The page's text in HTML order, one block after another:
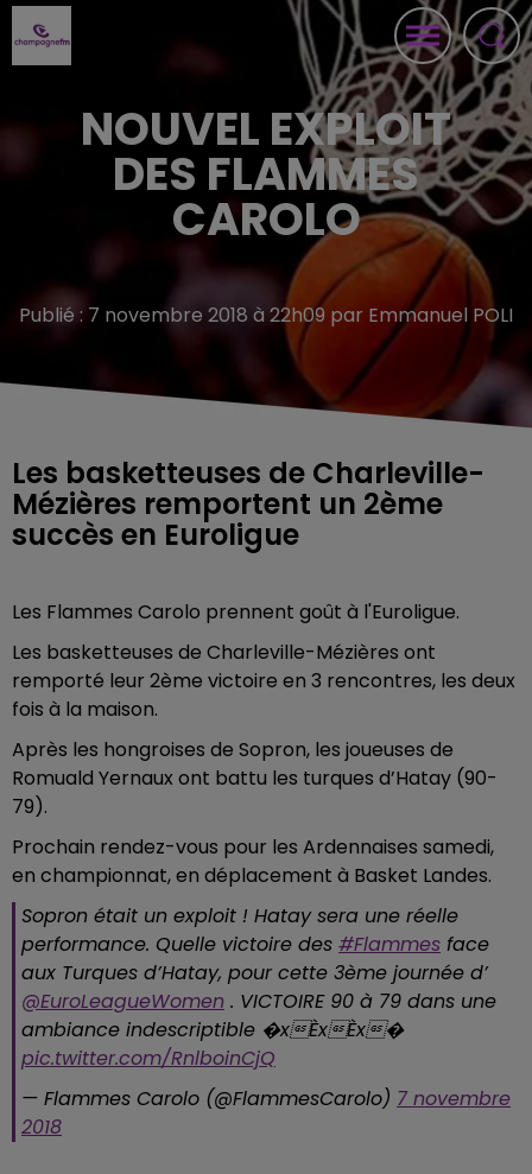
NOUVEL EXPLOIT
DES FLAMMES
CAROLO
Publié : 7 novembre 2018 à 22h09 par Emmanuel POLI
Les basketteuses de Charleville-
Mézières remportent un 2ème
succès en Euroligue
Les Flammes Carolo prennent goût à l'Euroligue.
Les basketteuses de Charleville-Mézières ont
remporté leur 2ème victoire en 3 rencontres, les deux
fois à la maison.
Après les hongroises de Sopron, les joueuses de
Romuald Yernaux ont battu les turques d’Hatay (90-
79).
Prochain rendez-vous pour les Ardennaises samedi,
en championnat, en déplacement à Basket Landes.
Sopron était un exploit ! Hatay sera une réelle
performance. Quelle victoire des #Flammes face
aux Turques d’Hatay, pour cette 3ème journée d’
@EuroLeagueWomen . VICTOIRE 90 à 79 dans une
ambiance indescriptible �xÈxÈx�
pic.twitter.com/RnlboinCjQ
— Flammes Carolo (@FlammesCarolo) 7 novembre
2018